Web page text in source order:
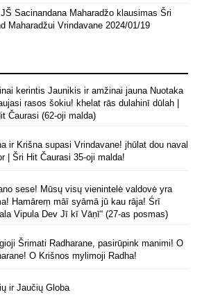
Sacinandana Maharadžo klausimas Šri
Maharadžui Vrindavane 2024/01/19
kerintis Jaunikis ir amžinai jauna Nuotaka
rasos šokiu! khelat rās dulahinī dūlah |
Čaurasi (62-oji malda)
ir Krišna supasi Vrindavane! jhūlat dou naval
| Šri Hit Čaurasi 35-oji malda!
sese! Mūsų visų vienintelė valdovė yra
Hamāreṃ māī syāmā jū kau rāja! Śrī
Vipula Dev Jī kī Vāṇī“ (27-as posmas)
Šrimati Radharane, pasirūpink manimi! O
O Krišnos mylimoji Radha!
ir Jaučių Globa